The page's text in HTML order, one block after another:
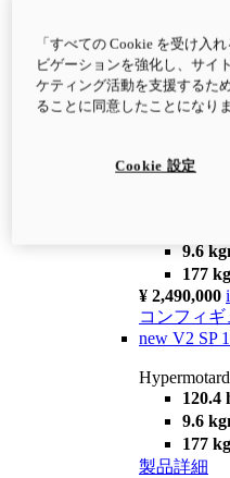
Hypermotard
9.6
180
コンフィ
newV2 SP
9.6
177 kg
¥ 2,490,000 i
コンフィ
new V2 SP
120.4
9.6
177 kg
製品詳細
「すべての Cookie を受け入
ビゲーションを強化し、サイ
ケティング活動を支援するた
ることに同意したことになり
Cookie 設定